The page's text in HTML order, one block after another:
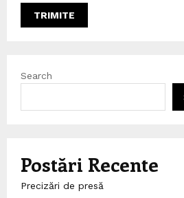
Search
Postări Recente
Precizări de presă